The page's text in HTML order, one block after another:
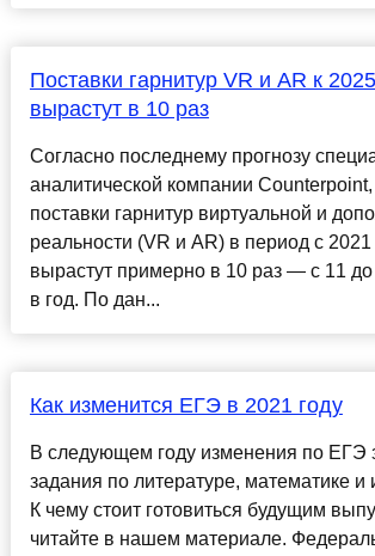
Поставки гарнитур VR и AR к
вырастут в 10 раз
Согласно последнему прогнозу
аналитической компании
поставки гарнитур виртуальной и
реальности (VR и AR) в период с 2021
вырастут примерно в 10 раз — с 11
в год. По дан...
Как изменится ЕГЭ в 2021 году
В следующем году изменения по ЕГЭ
задания по литературе, математике
К чему стоит готовиться будущим
читайте в нашем материале.